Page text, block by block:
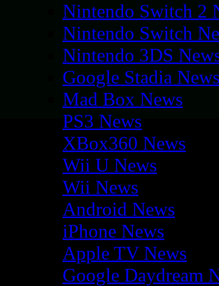
Nintendo Switch 2
Nintendo Switch
Nintendo 3DS
Google Stadia
Mad Box News
PS3 News
XBox360 News
Wii U News
Wii News
Android News
iPhone News
Apple TV News
Google Daydream